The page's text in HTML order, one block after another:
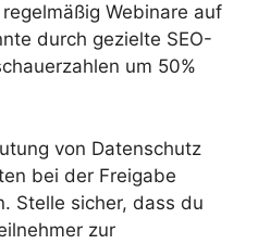
Webinare auf
durch gezielte SEO-
um 50%
von Datenschutz
bei der Freigabe
Stelle sicher, dass du
zur